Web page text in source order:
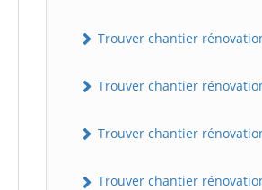
Trouver chantier
Trouver chantier
Trouver chantier
Trouver chantier